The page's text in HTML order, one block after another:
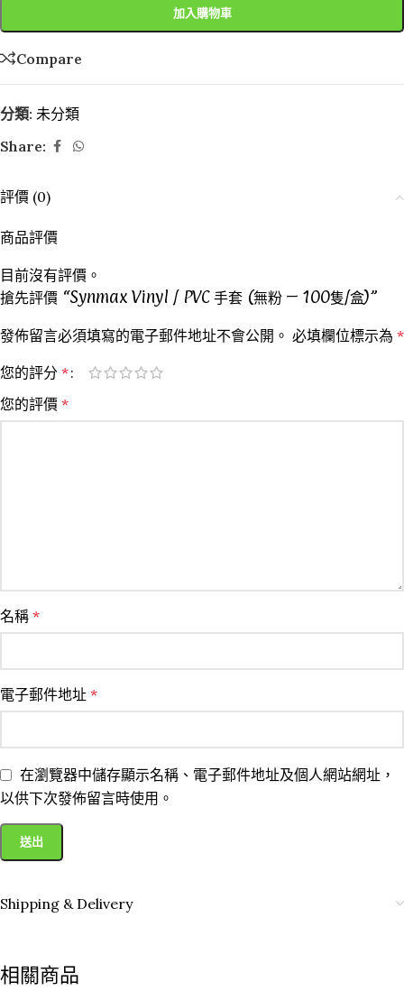
加入購物車
Compare
分類: 未分類
Share:
評價 (0)
商品評價
目前沒有評價。
搶先評價 “Synmax Vinyl / PVC 手套 (無粉 – 100隻/盒)”
發佈留言必須填寫的電子郵件地址不會公開。 必填欄位標示為 *
您的評分 *
您的評價 *
名稱 *
電子郵件地址 *
在瀏覽器中儲存顯示名稱、電子郵件地址及個人網站網址，
以供下次發佈留言時使用。
Shipping & Delivery
相關商品